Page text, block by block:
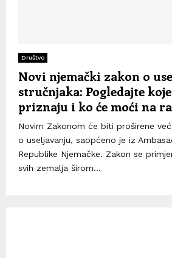
Društvo
Novi njemački zakon o
stručnjaka: Pogledajte
priznaju i ko će moći na
Novim Zakonom će biti proširene
o useljavanju, saopćeno je iz
Republike Njemačke. Zakon se
svih zemalja širom...